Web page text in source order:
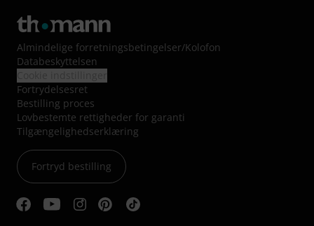
Almindelige forretningsbetingelser/Kolofon
Databeskyttelsen
Fortrydelsesret
Bestilling proces
Lovbestemte rettigheder for garanti
Tilgængelighedserklæring
Fortryd bestilling